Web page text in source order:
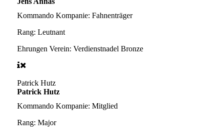
Kommando Kompanie: Fahnenträger
Rang: Leutnant
Ehrungen Verein: Verdienstnadel Bronze
Patrick Hutz
Patrick Hutz
Kommando Kompanie: Mitglied
Rang: Major